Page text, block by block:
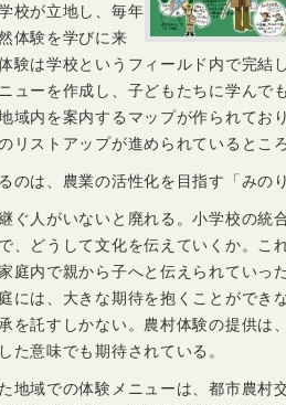
校が立地し、毎年
体験を学びに来
験は学校というフィールド内で完結
ューを作成し、子どもたちに学んで
域内を案内するマップが作られてお
リストアップが進められているとこ
のは、農業の活性化を目指す「みの
ぐ人がいないと廃れる。小学校の統
、どうして文化を伝えていくか。こ
庭内で親から子へと伝えられていっ
には、大きな期待を抱くことができ
を託すしかない。農村体験の提供は
た意味でも期待されている。
地域での体験メニューは、都市農村